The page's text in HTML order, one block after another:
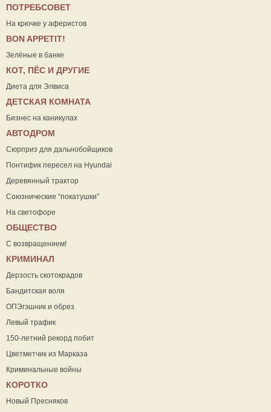
ПОТРЕБСОВЕТ
На крючке у аферистов
ВON APPETIT!
Зелёные в банке
КОТ, ПЁС И ДРУГИЕ
Диета для Элвиса
ДЕТСКАЯ КОМНАТА
Бизнес на каникулах
АВТОДРОМ
Сюрприз для дальнобойщиков
Понтифик пересел на Hyundai
Деревянный трактор
Союзнические “покатушки”
На светофоре
ОБЩЕСТВО
С возвращением!
КРИМИНАЛ
Дерзость скотокрадов
Бандитская воля
ОПЭгэшник и обрез
Левый трафик
150-летний рекорд побит
Цветметчик из Марказа
Криминальные войны
КОРОТКО
Новый Пресняков